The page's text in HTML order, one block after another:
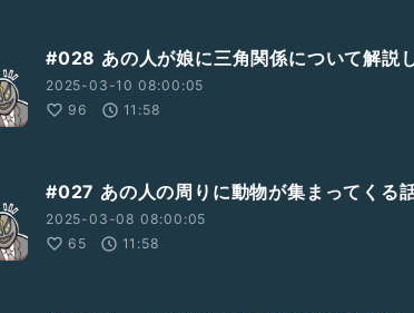
#028 あの人が娘に三角関係について解説
2025-03-10 08:00:05
96
11:58
#027 あの人の周りに動物が集まってくる
2025-03-08 08:00:05
65
11:58